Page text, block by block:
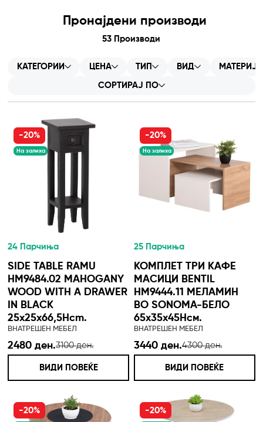
Пронајдени производи
53 Производи
КАТЕГОРИИ ЦЕНА ТИП ВИД
СОРТИРАЈ ПО
-20%
На залиха
24 Парчиња
SIDE TABLE RAMU
HM9484.02 MAHOGANY
WOOD WITH A DRAWER
IN BLACK
25x25x66,5Hcm.
ВНАТРЕШЕН МЕБЕЛ
2480 ден.3100 ден.
ВИДИ ПОВЕЌЕ
-20%
На залиха
25 Парчиња
КОМПЛЕТ ТРИ КАФЕ
МАСИЦИ BENTIL
HM9444.11 МЕЛАМИН
ВО SONOMA-БЕЛО
65x35x45Hсм.
ВНАТРЕШЕН МЕБЕЛ
3440 ден.4300 ден.
ВИДИ ПОВЕЌЕ
-20% -20%